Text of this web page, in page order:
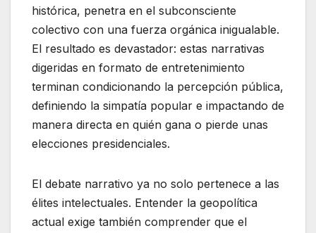
histórica, penetra en el subconsciente
colectivo con una fuerza orgánica inigualable.
El resultado es devastador: estas narrativas
digeridas en formato de entretenimiento
terminan condicionando la percepción pública,
definiendo la simpatía popular e impactando de
manera directa en quién gana o pierde unas
elecciones presidenciales.
El debate narrativo ya no solo pertenece a las
élites intelectuales. Entender la geopolítica
actual exige también comprender que el